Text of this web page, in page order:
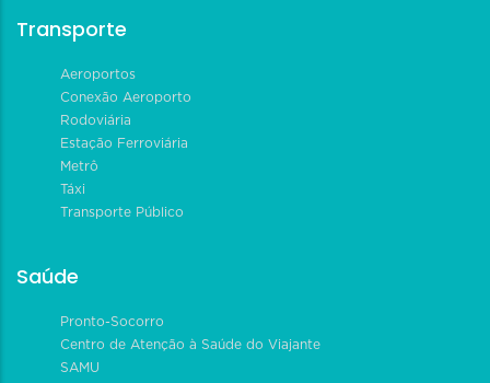
Transporte
Aeroportos
Conexão Aeroporto
Rodoviária
Estação Ferroviária
Metrô
Táxi
Transporte Público
Saúde
Pronto-Socorro
Centro de Atenção à Saúde do Viajante
SAMU